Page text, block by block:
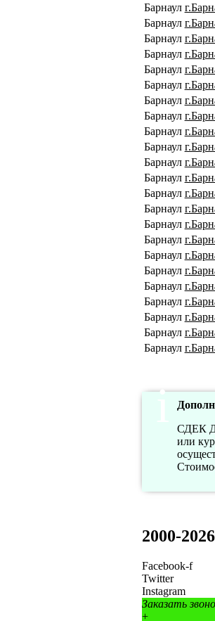
Барнаул
Барнаул
Барнаул
Барнаул
Барнаул
Барнаул
Барнаул
Барнаул
Барнаул
Барнаул
Барнаул
Барнаул
Барнаул
Барнаул
Барнаул
Барнаул
Барнаул
Барнаул
Барнаул
Барнаул
Барнаул
Барнаул
Барнаул
СДЕК
или
2000-
Facebook-f
Twitter
Instagram
Заказать
+